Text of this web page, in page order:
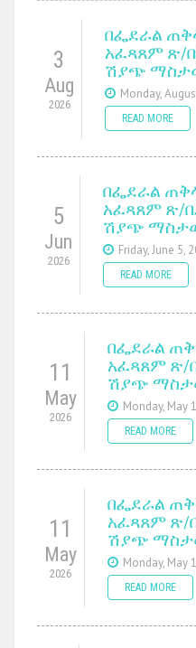
3
Aug
2026
በፌደራል
አፈጻጸም ጽ/
ሽያጭ
Monday,
READ MORE
5
Jun
2026
በፌደራል
አፈጻጸም ጽ/
ሽያጭ
Friday, June 5,
READ MORE
11
May
2026
በፌደራል
አፈጻጸም ጽ/
ሽያጭ
Monday, May
READ MORE
11
May
2026
በፌደራል
አፈጻጸም ጽ/
ሽያጭ
Monday, May
READ MORE